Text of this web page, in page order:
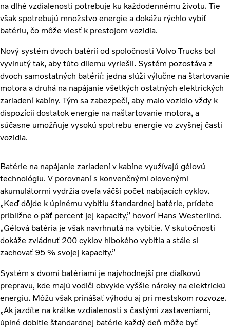
na dlhé vzdialenosti potrebuje ku každodennému životu. Tie
však spotrebujú množstvo energie a dokážu rýchlo vybiť
batériu, čo môže viesť k prestojom vozidla.
Nový systém dvoch batérií od spoločnosti Volvo Trucks bol
vyvinutý tak, aby túto dilemu vyriešil. Systém pozostáva z
dvoch samostatných batérií: jedna slúži výlučne na štartovanie
motora a druhá na napájanie všetkých ostatných elektrických
zariadení kabíny. Tým sa zabezpečí, aby malo vozidlo vždy k
dispozícii dostatok energie na naštartovanie motora, a
súčasne umožňuje vysokú spotrebu energie vo zvyšnej časti
vozidla.
Batérie na napájanie zariadení v kabíne využívajú gélovú
technológiu. V porovnaní s konvenčnými olovenými
akumulátormi vydržia oveľa väčší počet nabíjacích cyklov.
„Keď dôjde k úplnému vybitiu štandardnej batérie, prídete
približne o päť percent jej kapacity,” hovorí Hans Westerlind.
„Gélová batéria je však navrhnutá na vybitie. V skutočnosti
dokáže zvládnuť 200 cyklov hlbokého vybitia a stále si
zachovať 95 % svojej kapacity.”
Systém s dvomi batériami je najvhodnejší pre diaľkovú
prepravu, kde majú vodiči obvykle vyššie nároky na elektrickú
energiu. Môžu však prinášať výhodu aj pri mestskom rozvoze.
„Ak jazdíte na krátke vzdialenosti s častými zastaveniami,
úplné dobitie štandardnej batérie každý deň môže byť